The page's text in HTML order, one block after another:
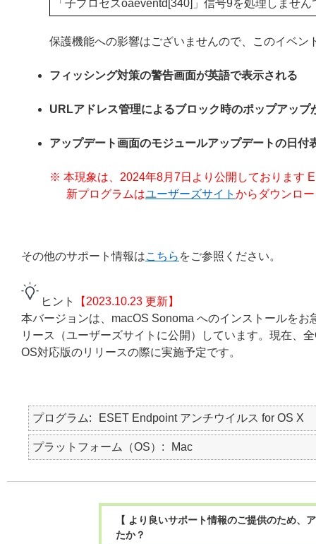
「子プロセスoaeventd[340]」信号9を処理しませ
保護機能への影響はございませんので、このイベン
フィッシング対策の警告画面が英語で表示される
URLアドレス管理によるブロック時のポップアップ
アップデート画面のモジュールアップデートの日付
※ 本現象は、2024年8月7日より公開しております
新プログラムはユーザーズサイト からダウンロ
その他のサポート情報はこちら をご参照ください。
ヒント
【2023.10.23 更新】
本バージョンは、macOS Sonoma へのインストールを
リース（ユーザーズサイトに公開）しています。現在、
OS対応版のリリースの際に実施予定です。
プログラム ESET Endpoint アンチウイルス for OS X
プラットフォーム（OS） Mac
【 より良いサポート情報のご提供のため
たか？